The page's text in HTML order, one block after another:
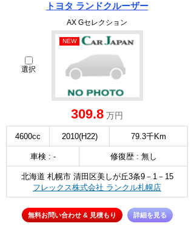
トヨタ ランドクルーザー
AX Gセレクション
選択
NEW
309.8 万円
4600cc 2010(H22) 79.3千Km
車検 : - 修復歴 : 無し
北海道 札幌市 清田区美しが丘3条9－1－15
フレックス株式会社 ランクル札幌店
無料お問い合わせ & 見積もり 詳細を見る